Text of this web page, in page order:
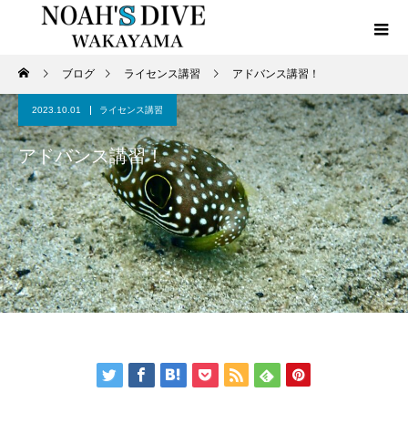
ブログ ライセンス講習 アドバンス講習！
2023.10.01 ライセンス講習
アドバンス講習！